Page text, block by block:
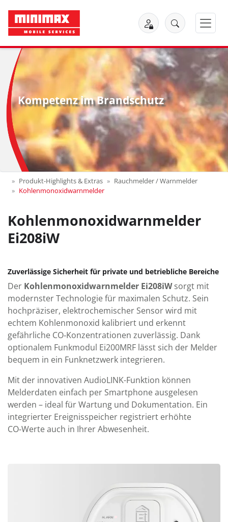
Kompetenz im Brandschutz
Produkt-Highlights & Extras
Rauchmelder / Warnmelder
Kohlenmonoxidwarnmelder
Kohlenmonoxidwarnmelder
Ei208iW
Zuverlässige Sicherheit für private und betriebliche Bereiche
Der Kohlenmonoxidwarnmelder Ei208iWsorgt mit
modernster Technologie für maximalen Schutz. Sein
hochpräziser, elektrochemischer Sensor wird mit
echtem Kohlenmonoxid kalibriert und erkennt
gefährliche CO‑Konzentrationen zuverlässig. Dank
optionalem Funkmodul Ei200MRF lässt sich der Melder
bequem in ein Funknetzwerk integrieren.
Mit der innovativen AudioLINK-Funktion können
Melderdaten einfach per Smartphone ausgelesen
werden – ideal für Wartung und Dokumentation. Ein
integrierter Ereignisspeicher registriert erhöhte
CO‑Werte auch in Ihrer Abwesenheit.